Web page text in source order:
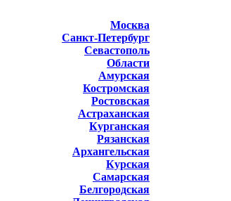
Москва
Санкт-Петербург
Севастополь
Области
Амурская
Костромская
Ростовская
Астраханская
Курганская
Рязанская
Архангельская
Курская
Самарская
Белгородская